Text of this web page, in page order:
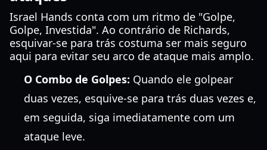
Israel Hands conta com um ritmo de "Golpe,
Golpe, Investida". Ao contrário de Richards,
esquivar-se para trás costuma ser mais seguro
aqui para evitar seu arco de ataque mais amplo.
O Combo de Golpes: Quando ele golpear
duas vezes, esquive-se para trás duas vezes e,
em seguida, siga imediatamente com um
ataque leve.